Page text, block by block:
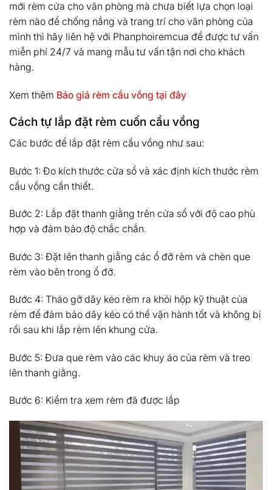
mới rèm cửa cho văn phòng mà chưa biết lựa chọn loại
rèm nào để chống nắng và trang trí cho văn phòng của
mình thì hãy liên hệ với Phanphoiremcua để được tư vấn
miễn phí 24/7 và mang mẫu tư vấn tận nơi cho khách
hàng.
Xem thêm Báo giá rèm cầu vồng tại đây
Cách tự lắp đặt rèm cuốn cầu vồng
Các bước để lắp đặt rèm cầu vồng như sau:
Bước 1: Đo kích thước cửa sổ và xác định kích thước rèm
cầu vồng cần thiết.
Bước 2: Lắp đặt thanh giằng trên cửa sổ với độ cao phù
hợp và đảm bảo độ chắc chắn.
Bước 3: Đặt lên thanh giằng các ổ đỡ rèm và chèn que
rèm vào bên trong ổ đỡ.
Bước 4: Tháo gỡ dây kéo rèm ra khỏi hộp kỹ thuật của
rèm để đảm bảo dây kéo có thể vận hành tốt và không bị
rối sau khi lắp rèm lên khung cửa.
Bước 5: Đưa que rèm vào các khuy áo của rèm và treo
lên thanh giằng.
Bước 6: Kiểm tra xem rèm đã được lắp